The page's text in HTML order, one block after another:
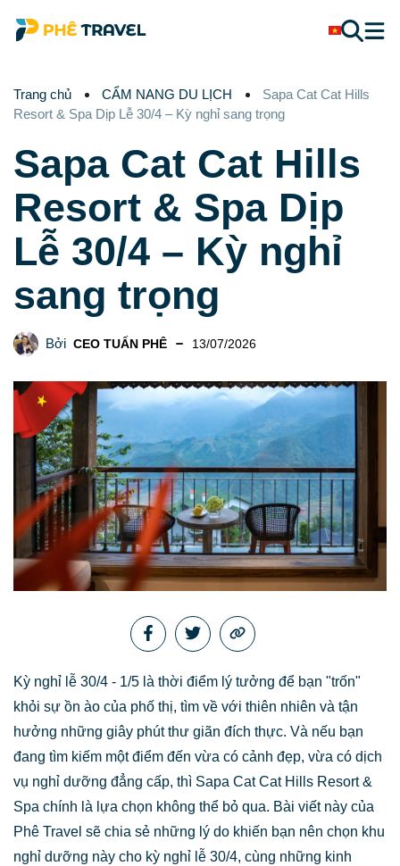
Trang chủ CẨM NANG DU LỊCH
Sapa Cat Cat Hills
Resort & Spa Dịp Lễ 30/4 – Kỳ nghỉ sang trọng
Sapa Cat Cat Hills
Resort & Spa Dịp
Lễ 30/4 – Kỳ nghỉ
sang trọng
Bởi CEO TUẤN PHÊ 13/07/2026
Kỳ nghỉ lễ 30/4 - 1/5 là thời điểm lý tưởng để bạn "trốn"
khỏi sự ồn ào của phố thị, tìm về với thiên nhiên và tận
hưởng những giây phút thư giãn đích thực. Và nếu bạn
đang tìm kiếm một điểm đến vừa có cảnh đẹp, vừa có dịch
vụ nghỉ dưỡng đẳng cấp, thì Sapa Cat Cat Hills Resort &
Spa chính là lựa chọn không thể bỏ qua. Bài viết này của
Phê Travel sẽ chia sẻ những lý do khiến bạn nên chọn khu
nghỉ dưỡng này cho kỳ nghỉ lễ 30/4, cùng những kinh